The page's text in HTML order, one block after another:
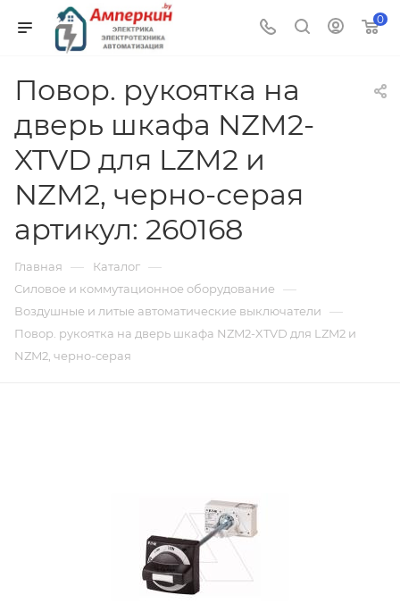
0
Повор. рукоятка на
дверь шкафа NZM2-
XTVD для LZM2 и
NZM2, черно-серая
артикул: 260168
Главная — Каталог —
Силовое и коммутационное оборудование —
Воздушные и литые автоматические выключатели —
Повор. рукоятка на дверь шкафа NZM2-XTVD для LZM2 и
NZM2, черно-серая